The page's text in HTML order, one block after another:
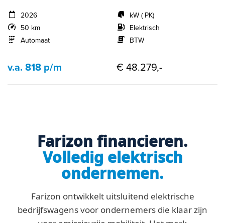
2026
50 km
Automaat
kW ( PK)
Elektrisch
BTW
v.a. 818 p/m € 48.279,-
Farizon financieren.
Volledig elektrisch
ondernemen.
Farizon ontwikkelt uitsluitend elektrische
bedrijfswagens voor ondernemers die klaar zijn